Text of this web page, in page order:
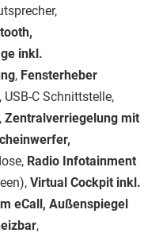
inkl.
, Fensterheber
C Schnittstelle,
Zentralverriegelung mit
Radio Infotainment
Virtual Cockpit inkl.
eCall, Außenspiegel
,